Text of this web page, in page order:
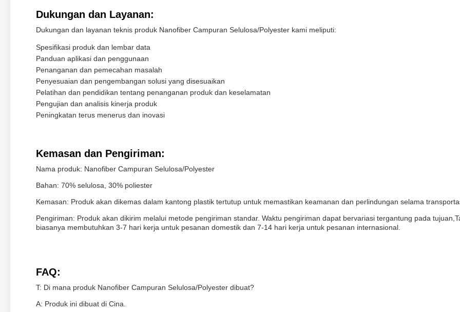
Dukungan dan Layanan:
Dukungan dan layanan teknis produk Nanofiber Campuran Selulosa/Polyester kami meliputi:
Spesifikasi produk dan lembar data
Panduan aplikasi dan penggunaan
Penanganan dan pemecahan masalah
Penyesuaian dan pengembangan solusi yang disesuaikan
Pelatihan dan pendidikan tentang penanganan produk dan keselamatan
Pengujian dan analisis kinerja produk
Peningkatan terus menerus dan inovasi
Kemasan dan Pengiriman:
Nama produk: Nanofiber Campuran Selulosa/Polyester
Bahan: 70% selulosa, 30% poliester
Kemasan: Produk akan dikemas dalam kantong plastik tertutup untuk memastikan keamanan dan perlindungan selama
Pengiriman: Produk akan dikirim melalui metode pengiriman standar. Waktu pengiriman dapat bervariasi tergantung pada
biasanya membutuhkan 3-7 hari kerja untuk pesanan domestik dan 7-14 hari kerja untuk pesanan internasional.
FAQ:
T: Di mana produk Nanofiber Campuran Selulosa/Polyester dibuat?
A: Produk ini dibuat di Cina.